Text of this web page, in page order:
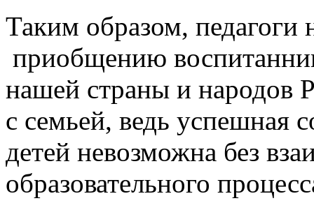
Таким образом,
приобщению
нашей страны и народов
с семьей, ведь успешная
детей невозможна без
образовательного